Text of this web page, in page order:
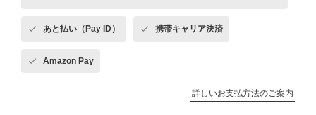
あと払い（Pay ID） 携帯キャリア決済
Amazon Pay
詳しいお支払方法のご案内